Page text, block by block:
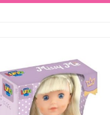
€23.95.€19.95.